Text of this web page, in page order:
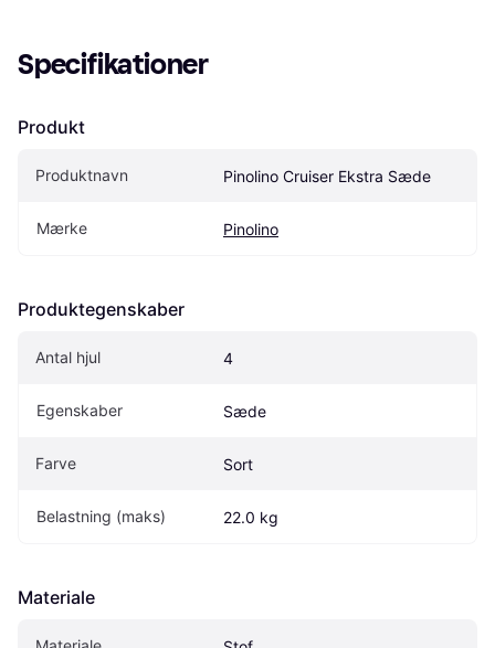
Specifikationer
Produkt
Produktnavn Pinolino Cruiser Ekstra Sæde
Mærke Pinolino
Produktegenskaber
Antal hjul 4
Egenskaber Sæde
Farve Sort
Belastning (maks) 22.0 kg
Materiale